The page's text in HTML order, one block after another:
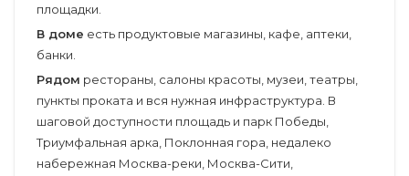
площадки.
В доме есть продуктовые магазины, кафе, аптеки,
банки.
Рядом рестораны, салоны красоты, музеи, театры,
пункты проката и вся нужная инфраструктура. В
шаговой доступности площадь и парк Победы,
Триумфальная арка, Поклонная гора, недалеко
набережная Москва-реки, Москва-Сити,